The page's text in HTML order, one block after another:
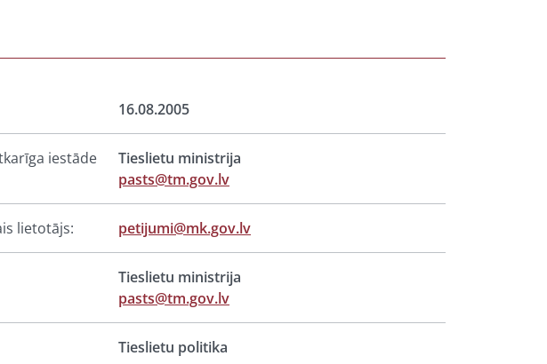
16.08.2005
iestāde
Tieslietu ministrija
pasts@tm.gov.lv
lietotājs: petijumi@mk.gov.lv
Tieslietu ministrija
pasts@tm.gov.lv
Tieslietu politika